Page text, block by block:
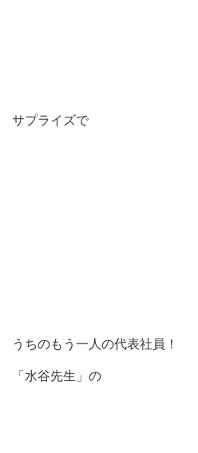
サプライズで
うちのもう一人の代表社員！
「水谷先生」の